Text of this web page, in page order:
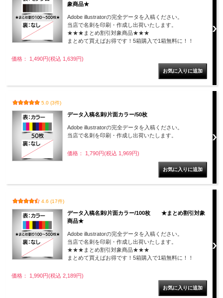
象商品★
Adobe illustratorの完全データを入稿ください。
当店で名刺を印刷・作成し出荷いたします。
★★★まとめ割引対象商品★★★
まとめて買えばお得です！5箱購入で1箱無料に！！
価格： 1,490円(税込 1,639円)
5.0 (3件)
データ入稿名刺/片面カラー/50枚
Adobe illustratorの完全データを入稿ください。
当店で名刺を印刷・作成し出荷いたします。
価格： 1,790円(税込 1,969円)
4.6 (17件)
データ入稿名刺/片面カラー/100枚 ★まとめ割引対象
商品★
Adobe illustratorの完全データを入稿ください。
当店で名刺を印刷・作成し出荷いたします。
★★★まとめ割引対象商品★★★
まとめて買えばお得です！5箱購入で1箱無料に！！
価格： 1,990円(税込 2,189円)